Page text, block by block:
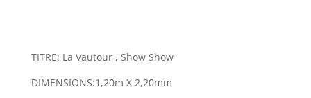
TITRE: La Vautour , Show Show
DIMENSIONS:1,20m X 2,20mm